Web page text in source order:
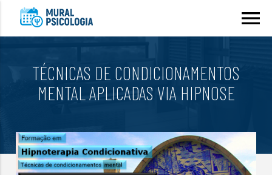
menu
TÉCNICAS DE CONDICIONAMENTOS
MENTAL APLICADAS VIA HIPNOSE